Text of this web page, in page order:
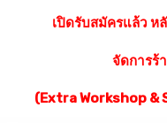
เปิดรับสมัครแล้ว ห
จัดการร้
(Extra Workshop &